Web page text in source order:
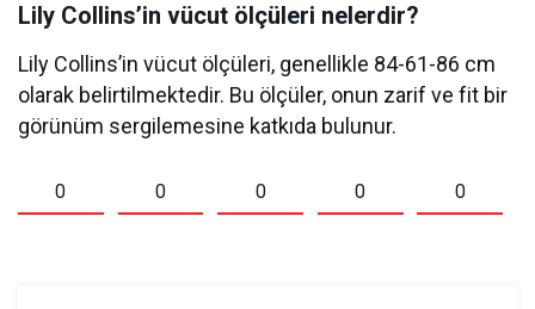
Lily Collins’in vücut ölçüleri nelerdir?
Lily Collins’in vücut ölçüleri, genellikle 84-61-86 cm
olarak belirtilmektedir. Bu ölçüler, onun zarif ve fit bir
görünüm sergilemesine katkıda bulunur.
0 0 0 0 0